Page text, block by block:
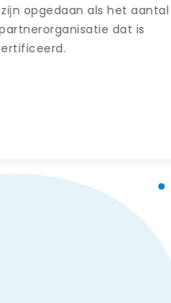
groei mogelijk te
Microsoft-producten
services en